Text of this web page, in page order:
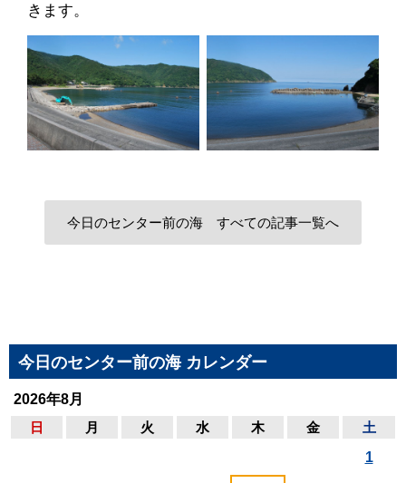
きます。
今日のセンター前の海 すべての記事一覧へ
今日のセンター前の海 カレンダー
2026年8月
日
月 火 水 木 金 土
1